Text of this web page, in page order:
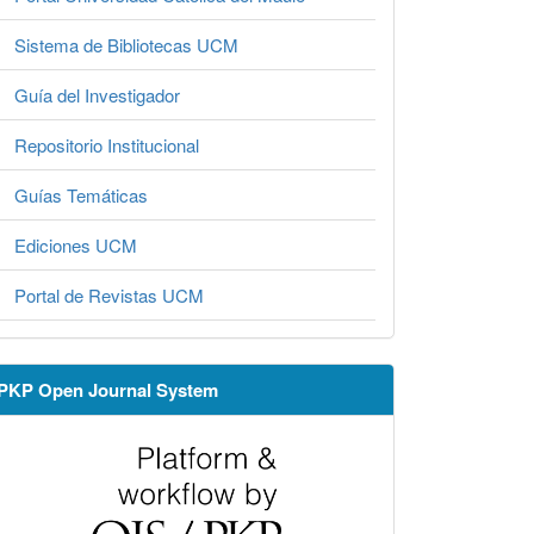
Sistema de Bibliotecas UCM
Guía del Investigador
Repositorio Institucional
Guías Temáticas
Ediciones UCM
Portal de Revistas UCM
Open Journal System